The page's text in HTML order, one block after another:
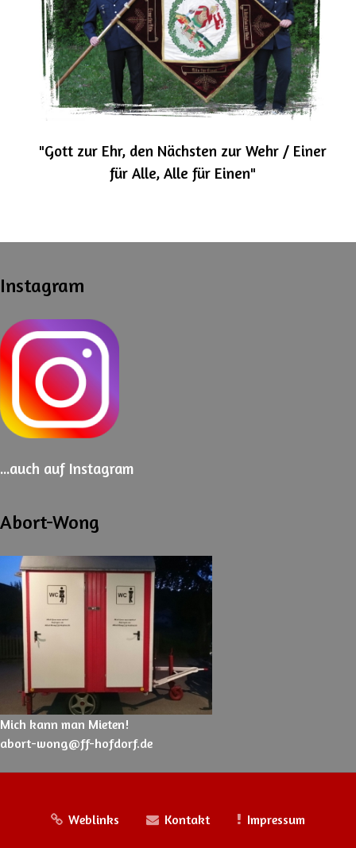
"Gott zur Ehr, den Nächsten zur Wehr / Einer
für Alle, Alle für Einen"
Instagram
...auch auf Instagram
Abort-Wong
Mich kann man Mieten!
abort-wong@ff-hofdorf.de
Weblinks Kontakt Impressum